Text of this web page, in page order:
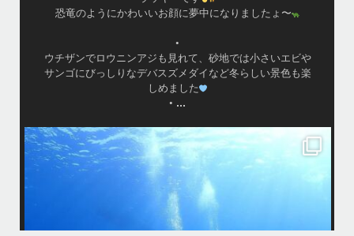
恐竜のようにかわいいお顔に夢中になりましたょ〜
•
ウチザンでロウニンアジも見れて、砂地では小さいエビや
サンゴにびっしりなデバスズメダイなど冬らしい景色も楽
しめました
• ...
island.message
はいさ〜い
今回は家族でご参加頂きました
海になかなか入ってくれなくて苦戦
でも途中からガンガン入ってくれ良かった
大人は全員ダイビング！！！
カメも全員会えてよかった
今回の船はほかの船が行かないところなのでカメが人馴れしてなくてス
グに逃げられる